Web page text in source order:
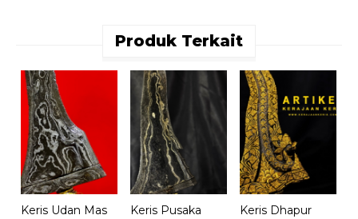
Produk Terkait
Keris Udan Mas
Keris Pusaka
Keris Dhapur